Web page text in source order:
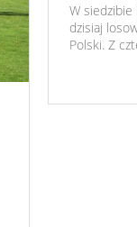
W
dzisiaj
Polski. Z